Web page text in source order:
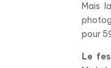
Mais
pour
Le